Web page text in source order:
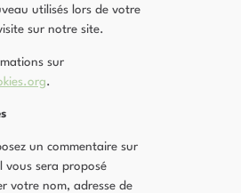
utilisés lors de votre
sur notre site.
sur
.
un commentaire sur
vous sera proposé
votre nom, adresse de